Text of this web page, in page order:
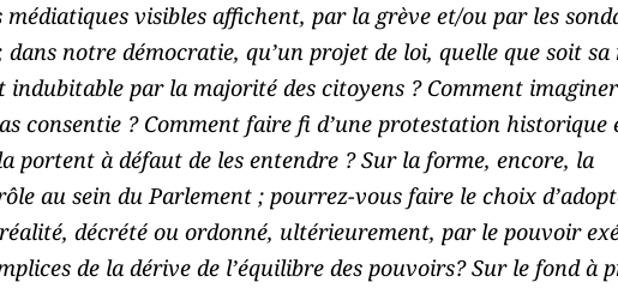
visibles affichent, par la grève et/ou par les
notre démocratie, qu’un projet de loi, quelle que soit sa
par la majorité des citoyens ? Comment imaginer
consentie ? Comment faire fi d’une protestation historique
portent à défaut de les entendre ? Sur la forme, encore, la
au sein du Parlement ; pourrez-vous faire le choix
décrété ou ordonné, ultérieurement, par le pouvoir
de la dérive de l’équilibre des pouvoirs? Sur le fond à